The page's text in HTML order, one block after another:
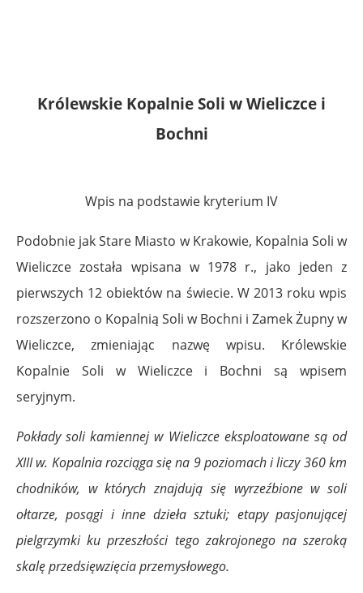
Królewskie Kopalnie Soli w Wieliczce i
Bochni
Wpis na podstawie kryterium IV
Podobnie jak Stare Miasto w Krakowie, Kopalnia Soli w
Wieliczce została wpisana w 1978 r., jako jeden z
pierwszych 12 obiektów na świecie. W 2013 roku wpis
rozszerzono o Kopalnią Soli w Bochni i Zamek Żupny w
Wieliczce, zmieniając nazwę wpisu. Królewskie
Kopalnie Soli w Wieliczce i Bochni są wpisem
seryjnym.
Pokłady soli kamiennej w Wieliczce eksploatowane są od
XIII w. Kopalnia rozciąga się na 9 poziomach i liczy 360 km
chodników, w których znajdują się wyrzeźbione w soli
ołtarze, posągi i inne dzieła sztuki; etapy pasjonującej
pielgrzymki ku przeszłości tego zakrojonego na szeroką
skalę przedsięwzięcia przemysłowego.